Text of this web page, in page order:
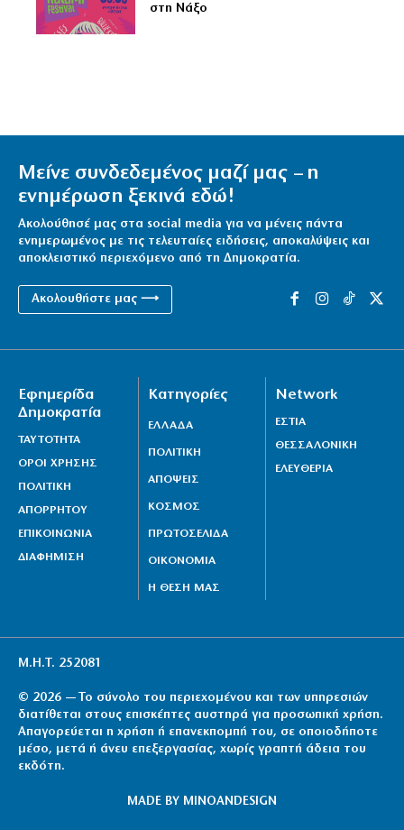
στη Νάξο
Μείνε συνδεδεμένος μαζί μας – η
ενημέρωση ξεκινά εδώ!
Ακολούθησέ μας στα social media για να μένεις πάντα
ενημερωμένος με τις τελευταίες ειδήσεις, αποκαλύψεις και
αποκλειστικό περιεχόμενο από τη Δημοκρατία.
Ακολουθήστε μας ⟶
Εφημερίδα
Δημοκρατία
ΤΑΥΤΟΤΗΤΑ
ΟΡΟΙ ΧΡΗΣΗΣ
ΠΟΛΙΤΙΚΗ
ΑΠΟΡΡΗΤΟΥ
ΕΠΙΚΟΙΝΩΝΙΑ
ΔΙΑΦΗΜΙΣΗ
Κατηγορίες
ΕΛΛΑΔΑ
ΠΟΛΙΤΙΚΗ
ΑΠΟΨΕΙΣ
ΚΟΣΜΟΣ
ΠΡΩΤΟΣΕΛΙΔΑ
ΟΙΚΟΝΟΜΙΑ
Η ΘΕΣΗ ΜΑΣ
Network
ΕΣΤΙΑ
ΘΕΣΣΑΛΟΝΙΚΗ
ΕΛΕΥΘΕΡΙΑ
Μ.Η.Τ. 252081
© 2026 — Το σύνολο του περιεχομένου και των υπηρεσιών
διατίθεται στους επισκέπτες αυστηρά για προσωπική χρήση.
Απαγορεύεται η χρήση ή επανεκπομπή του, σε οποιοδήποτε
μέσο, μετά ή άνευ επεξεργασίας, χωρίς γραπτή άδεια του
εκδότη.
MADE BY MINOANDESIGN